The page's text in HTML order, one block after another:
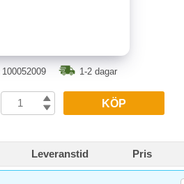
100052009 1-2 dagar
KÖP
Leveranstid Pris